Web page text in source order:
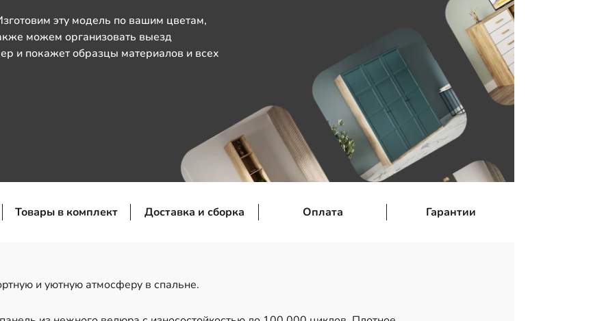
эту модель по вашим цветам,
можем организовать выезд
и покажет образцы материалов и всех
Товары в комплект Доставка и сборка Оплата Гарантии
и уютную атмосферу в спальне.